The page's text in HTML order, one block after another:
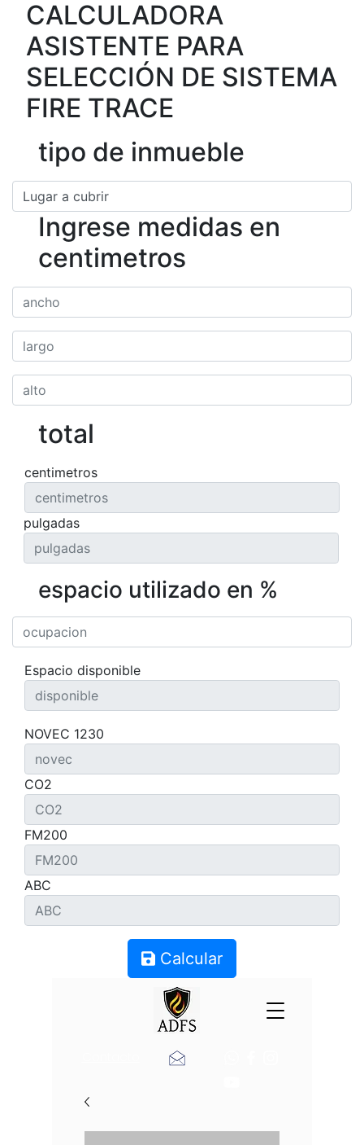
CALCULADORA
ASISTENTE PARA
SELECCIÓN DE SISTEMA
FIRE TRACE
tipo de inmueble
Ingrese medidas en
centimetros
total
centimetros
pulgadas
espacio utilizado en %
Espacio disponible
NOVEC 1230
CO2
FM200
ABC
Calcular